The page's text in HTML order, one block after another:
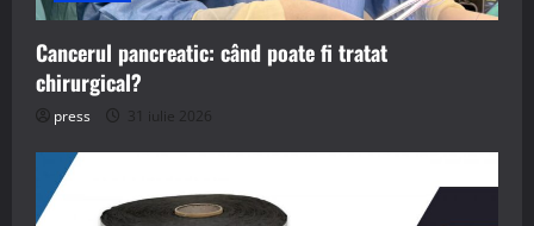
Cancerul pancreatic: când poate fi tratat
chirurgical?
press 31 iulie 2026